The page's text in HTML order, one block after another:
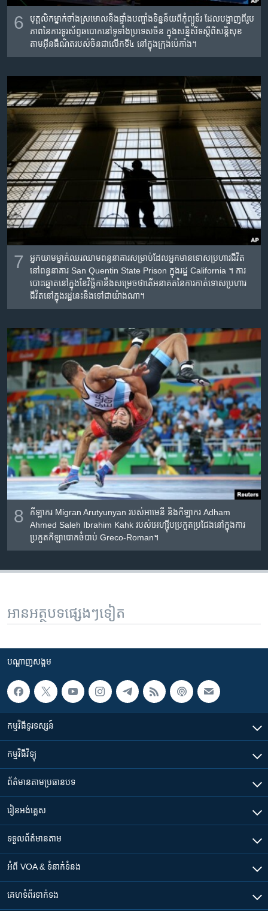
6
បុគ្គលិក​ម្នាក់​ចាំង​ស្រមោល​នឹង​ផ្ទាំង​បញ្ចាំង​ទិន្នន័យ​ពី​កុំព្យូទ័រ​ ដែល​បង្ហាញ​ពី​រូប
ភាព​នៃ​ការ​ទូរស័ព្ទ​ឆបោក​នៅ​ទូទាំង​ប្រទេស​ចិន​ ក្នុង​សន្និសីទ​ស្តី​ពី​សន្តិសុខ​
តាម​អ៊ីនធឺណិត​របស់​ចិន​ជា​លើក​ទី៤ នៅ​ក្នុង​ក្រុង​ប៉េកាំង។
7
អ្នក​យាម​ម្នាក់​ឈរ​ឈាម​ពន្ធនាគារ​សម្រាប់​ដែល​អ្នក​មាន​ទោស​ប្រហារ​ជីវិត​
នៅ​ពន្ធនាគារ​ San Quentin State Prison ក្នុង​រដ្ឋ California ។ ការ​
បោះឆ្នោត​នៅ​ក្នុង​ខែ​វិច្ឆិកា​នឹង​សម្រេច​ថា​តើ​អនាគត​នៃ​ការ​កាត់​ទោស​ប្រហារ​
ជីវិត​នៅ​ក្នុង​រដ្ឋ​នេះ​នឹង​ទៅ​ជា​យ៉ាង​ណា។
8
កីឡាករ Migran Arutyunyan របស់​អាមេនី និង​កីឡាករ Adham
Ahmed Saleh Ibrahim Kahk របស់​អេហ្ស៊ីប​ប្រកួត​ប្រជែង​នៅ​ក្នុង​ការ​
ប្រកួត​កីឡា​បោក​ចំបាប់ Greco-Roman។
អានអត្ថបទផ្សេងៗទៀត
បណ្តាញ​សង្គម
កម្មវិធី​ទូរទស្សន៍
កម្មវិធី​វិទ្យុ
ព័ត៌មាន​តាមប្រធានបទ​
រៀន​​អង់គ្លេស
ទទួល​ព័ត៌មាន​តាម
អំពី​ VOA & ទំនាក់ទំនង
គេហទំព័រ​​ទាក់ទង